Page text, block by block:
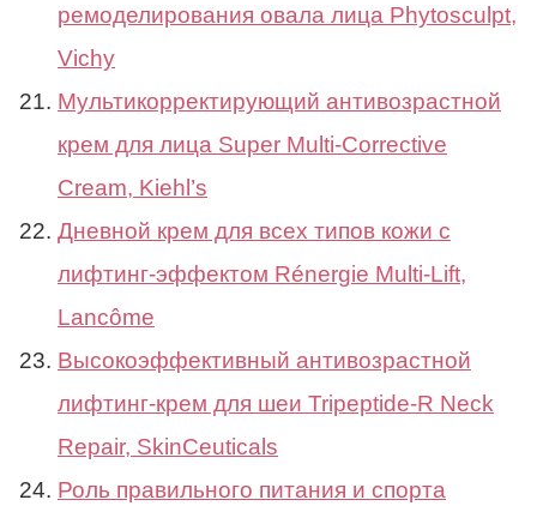
ремоделирования овала лица Phytosculpt,
Vichy
Мультикорректирующий антивозрастной
крем для лица Super Multi-Corrective
Cream, Kiehl’s
Дневной крем для всех типов кожи с
лифтинг-эффектом Rénergie Multi-Lift,
Lancôme
Высокоэффективный антивозрастной
лифтинг-крем для шеи Tripeptide-R Neck
Repair, SkinCeuticals
Роль правильного питания и спорта